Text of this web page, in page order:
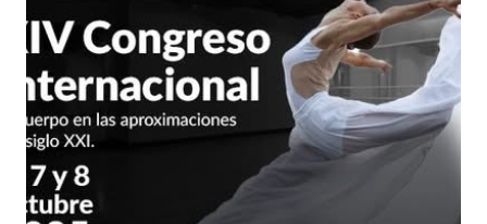
Silencio se embarcará nuevamente en una gira
internacional, llevando su importante trabajo de teatro
físico con funciones y seminarios a escenarios de Portugal
(dónde La Casa Del Silencio tiene una presencia significativa
ya que el teatro físico tiene un lugar muy importante en la
escena Portuguesa), posteriormente irán a Valencia y
Barcelona. Juan Carlos Agudelo P...